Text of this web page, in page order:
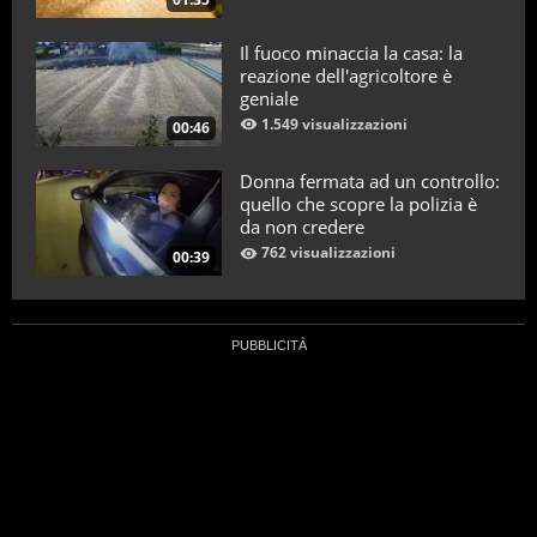
00:46
Il fuoco minaccia la casa: la
reazione dell'agricoltore è
geniale
1.549 visualizzazioni
00:39
Donna fermata ad un controllo:
quello che scopre la polizia è
da non credere
762 visualizzazioni